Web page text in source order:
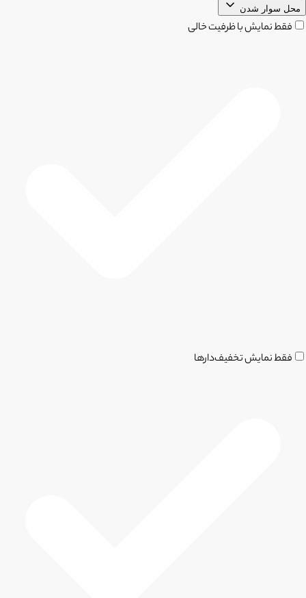
محل سوار شدن
فقط نمایش با ظرفیت خالی
فقط نمایش تخفیف‌دارها